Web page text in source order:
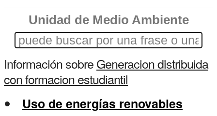
Unidad de Medio Ambiente
Información sobreGeneracion distribuida
con formacion estudiantil
Uso de energías renovables